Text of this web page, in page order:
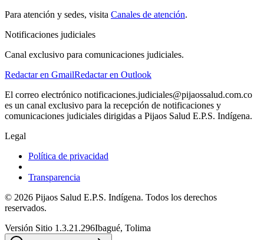
Para atención y sedes, visita Canales de atención.
Notificaciones judiciales
Canal exclusivo para comunicaciones judiciales.
Redactar en GmailRedactar en Outlook
El correo electrónico notificaciones.judiciales@pijaossalud.com.co
es un canal exclusivo para la recepción de notificaciones y
comunicaciones judiciales dirigidas a Pijaos Salud E.P.S. Indígena.
Legal
Política de privacidad
Transparencia
© 2026 Pijaos Salud E.P.S. Indígena. Todos los derechos
reservados.
Versión Sitio 1.3.21.296Ibagué, Tolima